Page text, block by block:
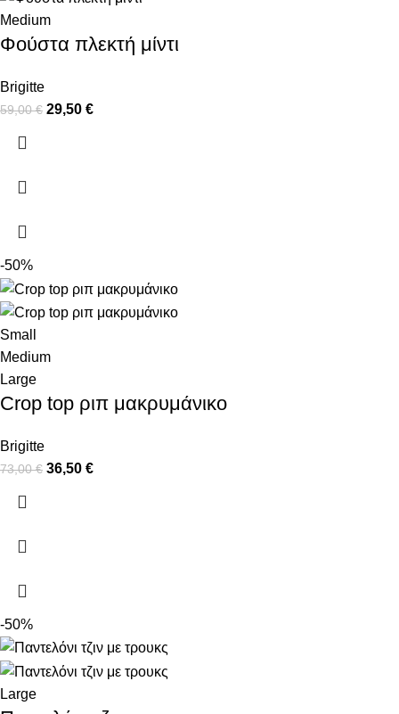
Medium
Φούστα πλεκτή μίντι
Brigitte
59,00€ 29,50 €
-50%
Small
Medium
Large
Crop top ριπ μακρυμάνικο
Brigitte
73,00€ 36,50 €
-50%
Large